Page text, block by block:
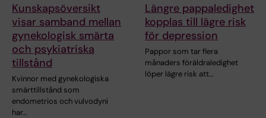
Kunskapsöversikt
visar samband mellan
gynekologisk smärta
och psykiatriska
tillstånd
Kvinnor med gynekologiska
smärttillstånd som
endometrios och vulvodyni
har…
Längre pappaledighet
kopplas till lägre risk
för depression
Pappor som tar flera
månaders föräldraledighet
löper lägre risk att…